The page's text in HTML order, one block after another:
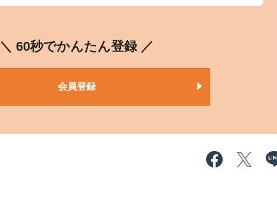
＼ 60秒でかんたん登録 ／
会員登録